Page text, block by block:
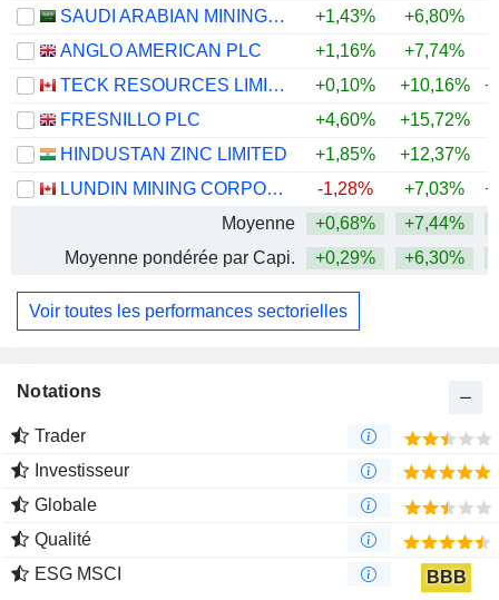
SAUDI ARABIAN MINING COMPANY (MAADEN)
+1,43% +6,80%
ANGLO AMERICAN PLC
+1,16% +7,74%
TECK RESOURCES LIMITED
+0,10% +10,16%
FRESNILLO PLC
+4,60% +15,72%
HINDUSTAN ZINC LIMITED
+1,85% +12,37%
LUNDIN MINING CORPORATION
-1,28% +7,03%
Moyenne
+0,68% +7,44%
Moyenne pondérée par Capi.
+0,29% +6,30%
Voir toutes les performances sectorielles
Notations
Trader
Investisseur
Globale
Qualité
ESG MSCI
BBB